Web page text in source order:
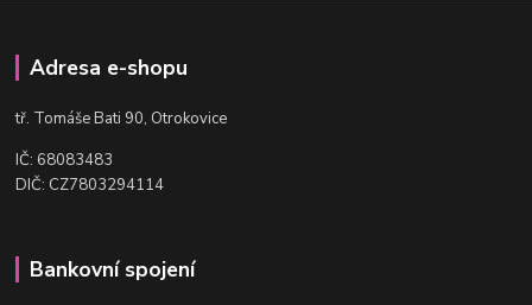
Adresa e-shopu
tř. Tomáše Bati 90, Otrokovice
IČ: 68083483
DIČ: CZ7803294114
Bankovní spojení